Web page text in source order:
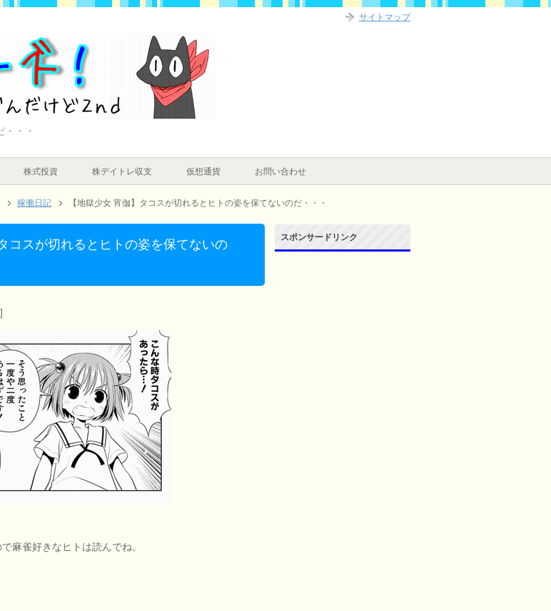
・・
株式投資 株デイトレ収支 仮想通貨 お問い合わせ
稼働日記 【地獄少女 宵伽】タコスが切れるとヒトの姿を保てないのだ・・・
コスが切れるとヒトの姿を保てないの
]
で麻雀好きなヒトは読んでね。
スポンサードリンク
サイトマップ